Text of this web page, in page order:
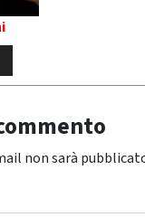
non sarà